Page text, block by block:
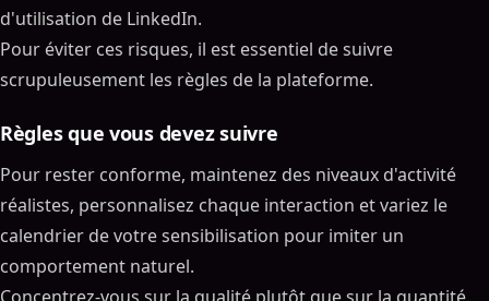
d'utilisation de LinkedIn.
Pour éviter ces risques, il est essentiel de suivre
scrupuleusement les règles de la plateforme.
Règles que vous devez suivre
Pour rester conforme, maintenez des niveaux d'activité
réalistes, personnalisez chaque interaction et variez le
calendrier de votre sensibilisation pour imiter un
comportement naturel.